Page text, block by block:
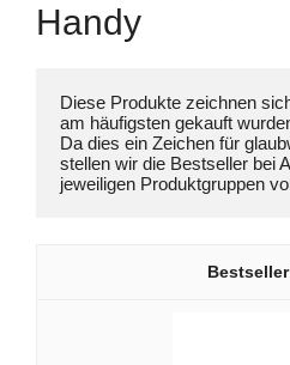
Handy
Diese Produkte zeichnen
am häufigsten gekauft
Da dies ein Zeichen für
stellen wir die Bestseller bei
jeweiligen Produktgruppen